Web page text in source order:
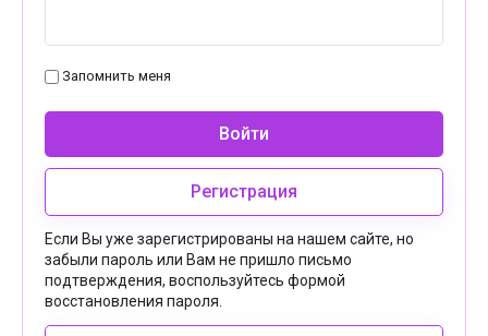
Запомнить меня
Войти
Регистрация
Если Вы уже зарегистрированы на нашем сайте, но
забыли пароль или Вам не пришло письмо
подтверждения, воспользуйтесь формой
восстановления пароля.